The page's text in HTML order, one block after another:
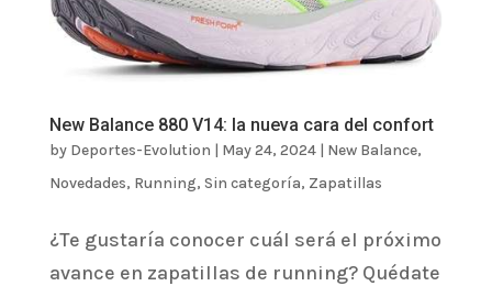
New Balance 880 V14: la nueva cara del confort
by Deportes-Evolution | May 24, 2024| New Balance,
Novedades, Running, Sin categoría, Zapatillas
¿Te gustaría conocer cuál será el próximo
avance en zapatillas de running? Quédate